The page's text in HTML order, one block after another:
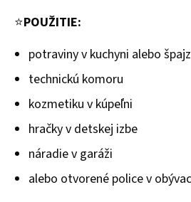
⭐POUŽITIE:
potraviny v kuchyni alebo
technickú komoru
kozmetiku v kúpeľni
hračky v detskej izbe
náradie v garáži
alebo otvorené police v